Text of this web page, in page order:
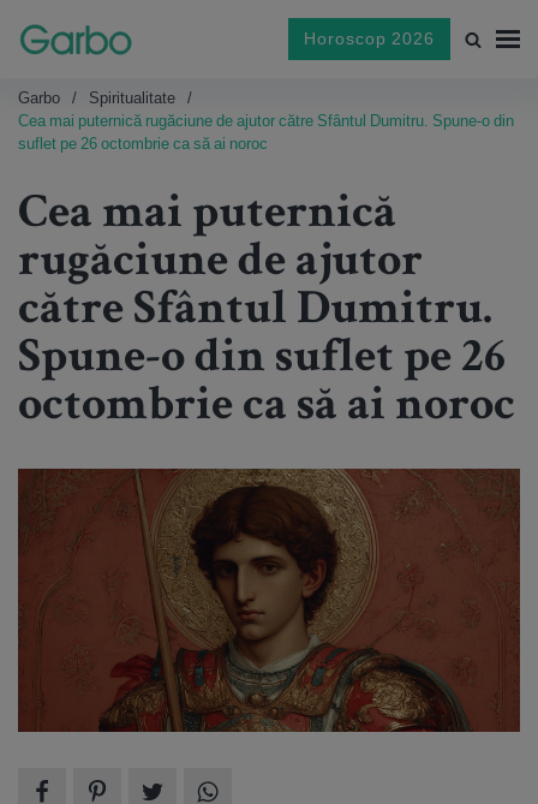
Horoscop 2026
Garbo
Spiritualitate
Cea mai puternică rugăciune de ajutor către Sfântul Dumitru. Spune-o din
suflet pe 26 octombrie ca să ai noroc
Cea mai puternică
rugăciune de ajutor
către Sfântul Dumitru.
Spune-o din suflet pe 26
octombrie ca să ai noroc